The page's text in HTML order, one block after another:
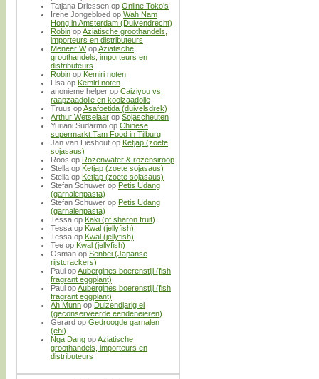
Tatjana Driessen op Online Toko’s
Irene Jongebloed op Wah Nam
Hong in Amsterdam (Duivendrecht)
Robin opAziatische groothandels,
importeurs en distributeurs
Meneer WopAziatische
groothandels, importeurs en
distributeurs
Robin op Kemiri noten
Lisa op Kemiri noten
anonieme helper op Caiziyou vs.
raapzaadolie en koolzaadolie
Truus opAsafoetida (duivelsdrek)
Arthur Wetselaar op Sojascheuten
Yuriani Sudarmo op Chinese
supermarkt Tam Food in Tilburg
Jan van Lieshout op Ketjap (zoete
sojasaus)
Roos op Rozenwater & rozensiroop
Stella op Ketjap (zoete sojasaus)
Stella op Ketjap (zoete sojasaus)
Stefan Schuwer op Petis Udang
(garnalenpasta)
Stefan Schuwer op Petis Udang
(garnalenpasta)
Tessa op Kaki (of sharon fruit)
Tessa op Kwal (jellyfish)
Tessa op Kwal (jellyfish)
Tee op Kwal (jellyfish)
Osman op Senbei (Japanse
rijstcrackers)
Paul opAubergines boerenstijl (fish
fragrant eggplant)
Paul opAubergines boerenstijl (fish
fragrant eggplant)
Ah Munn op Duizendjarig ei
(geconserveerde eendeneieren)
Gerard op Gedroogde garnalen
(ebi)
Nga Dang opAziatische
groothandels, importeurs en
distributeurs